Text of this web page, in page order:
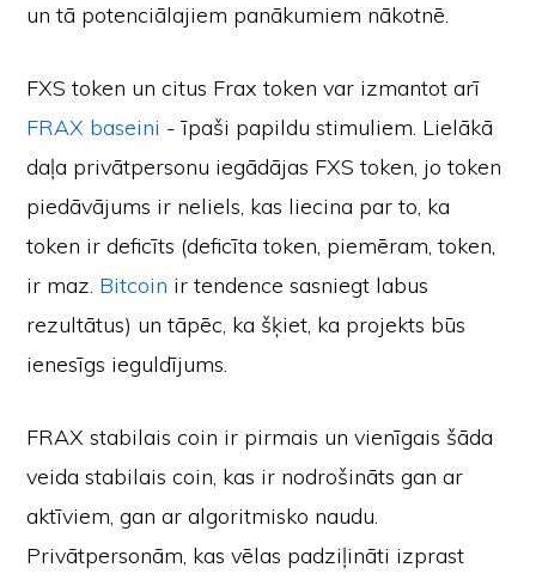
un tā potenciālajiem panākumiem nākotnē.
FXS token un citus Frax token var izmantot arī
FRAX baseini - īpaši papildu stimuliem. Lielākā
daļa privātpersonu iegādājas FXS token, jo token
piedāvājums ir neliels, kas liecina par to, ka
token ir deficīts (deficīta token, piemēram, token,
ir maz. Bitcoin ir tendence sasniegt labus
rezultātus) un tāpēc, ka šķiet, ka projekts būs
ienesīgs ieguldījums.
FRAX stabilais coin ir pirmais un vienīgais šāda
veida stabilais coin, kas ir nodrošināts gan ar
aktīviem, gan ar algoritmisko naudu.
Privātpersonām, kas vēlas padziļināti izprast